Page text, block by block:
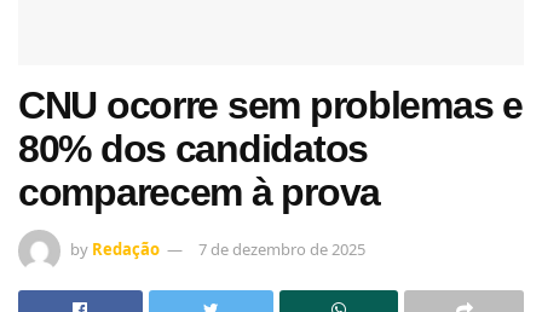
CNU ocorre sem problemas e
80% dos candidatos
comparecem à prova
by Redação 7 de dezembro de 2025